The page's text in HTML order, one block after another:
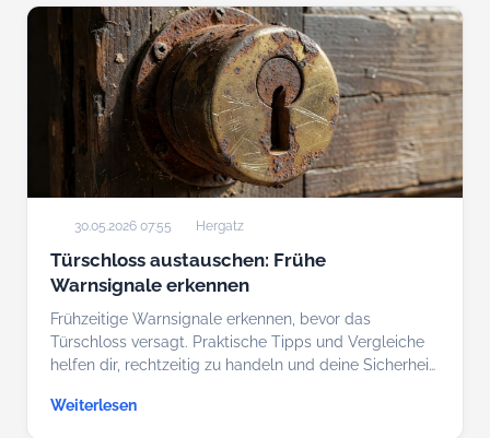
30.05.2026 07:55 Hergatz
Türschloss austauschen: Frühe
Warnsignale erkennen
Frühzeitige Warnsignale erkennen, bevor das
Türschloss versagt. Praktische Tipps und Vergleiche
helfen dir, rechtzeitig zu handeln und deine Sicherhei…
Weiterlesen